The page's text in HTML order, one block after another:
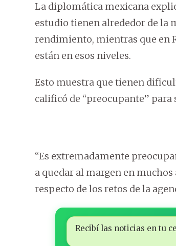
La diplomática mexicana
estudio tienen alrededor de la
rendimiento, mientras que en
están en esos niveles.
Esto muestra que tienen
calificó de “preocupante” para
“Es extremadamente
a quedar al margen en
respecto de los retos de la
Recibí las noticias en tu